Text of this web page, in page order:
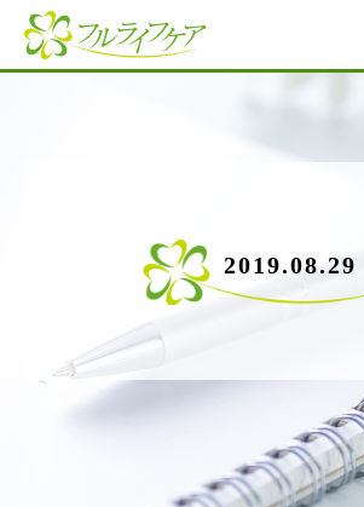
2019.08.29